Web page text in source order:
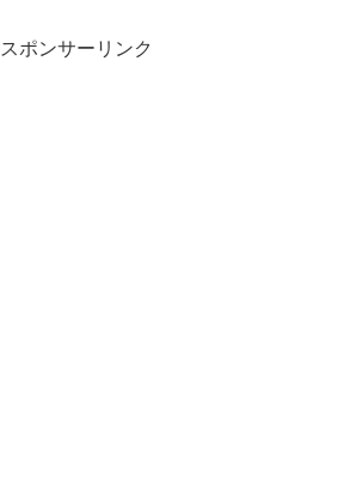
スポンサーリンク